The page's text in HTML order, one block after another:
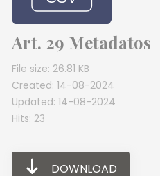
Art. 29 Metadatos
File size: 26.81 KB
Created: 14-08-2024
Updated: 14-08-2024
Hits: 23
DOWNLOAD